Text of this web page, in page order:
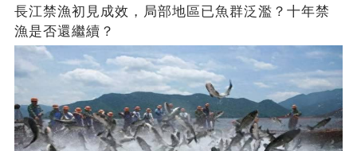
長江禁漁初見成效，局部地區已魚群泛濫？十年禁
漁是否還繼續？